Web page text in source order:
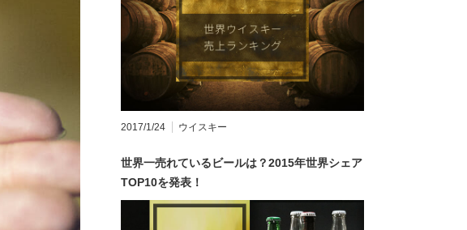
2017/1/24 ウイスキー
世界一売れているビールは？2015年世界シェア
TOP10を発表！